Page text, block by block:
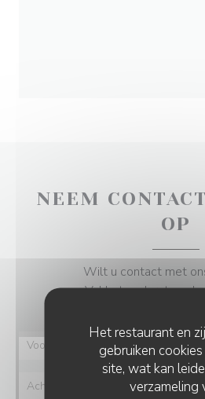
Het restaurant en
gebruiken
site, wat kan
verzameling
NEEM
OP
Wilt u contact met
Vul het onderstaande